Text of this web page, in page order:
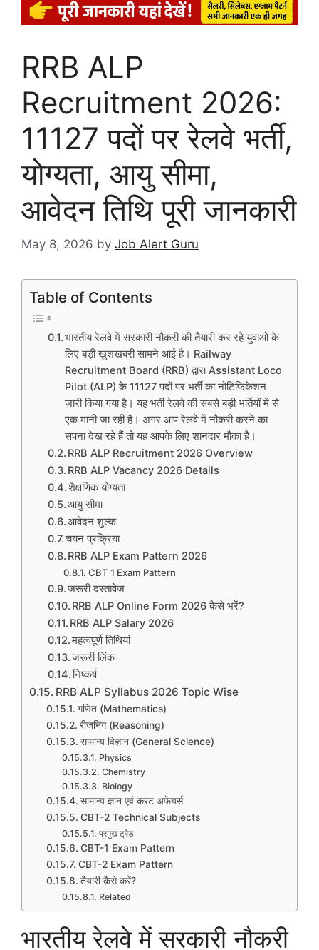
RRB ALP
Recruitment 2026:
11127 पदों पर रेलवे भर्ती,
योग्यता, आयु सीमा,
आवेदन तिथि पूरी जानकारी
May 8, 2026 by Job Alert Guru
Table of Contents
भारतीय रेलवे में सरकारी नौकरी की तैयारी कर रहे युवाओं के
लिए बड़ी खुशखबरी सामने आई है। Railway
Recruitment Board (RRB) द्वारा Assistant Loco
Pilot (ALP) के 11127 पदों पर भर्ती का नोटिफिकेशन
जारी किया गया है। यह भर्ती रेलवे की सबसे बड़ी भर्तियों में से
एक मानी जा रही है। अगर आप रेलवे में नौकरी करने का
सपना देख रहे हैं तो यह आपके लिए शानदार मौका है।
RRB ALP Recruitment 2026 Overview
RRB ALP Vacancy 2026 Details
शैक्षणिक योग्यता
आयु सीमा
आवेदन शुल्क
चयन प्रक्रिया
RRB ALP Exam Pattern 2026
CBT 1 Exam Pattern
जरूरी दस्तावेज
RRB ALP Online Form 2026 कैसे भरें?
RRB ALP Salary 2026
महत्वपूर्ण तिथियां
जरूरी लिंक
निष्कर्ष
RRB ALP Syllabus 2026 Topic Wise
गणित (Mathematics)
रीजनिंग (Reasoning)
सामान्य विज्ञान (General Science)
Physics
Chemistry
Biology
सामान्य ज्ञान एवं करंट अफेयर्स
CBT-2 Technical Subjects
प्रमुख ट्रेड
CBT-1 Exam Pattern
CBT-2 Exam Pattern
तैयारी कैसे करें?
Related
भारतीय रेलवे में सरकारी नौकरी